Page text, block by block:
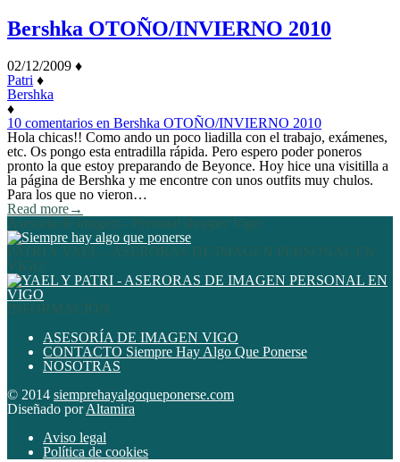
Bershka OTOÑO/INVIERNO 2010
02/12/2009 ♦
Patri ♦
Bershka
♦
10 comentarios en Bershka OTOÑO/INVIERNO 2010
Hola chicas!! Como ando un poco liadilla con el trabajo, exámenes,
etc. Os pongo esta entradilla rápida. Pero espero poder poneros
pronto la que estoy preparando de Beyonce. Hoy hice una visitilla a
la página de Bershka y me encontre con unos outfits muy chulos.
Para los que no vieron…
Read more→
Asesoría de imagen – Personal shopper Vigo
PATRI Y YAEL – ASERORAS DE IMAGEN PERSONAL EN
VIGO
INFORMACIÓN
ASESORÍA DE IMAGEN VIGO
CONTACTO Siempre Hay Algo Que Ponerse
NOSOTRAS
© 2014 siemprehayalgoqueponerse.com
Diseñado porAltamira
Aviso legal
Política de cookies